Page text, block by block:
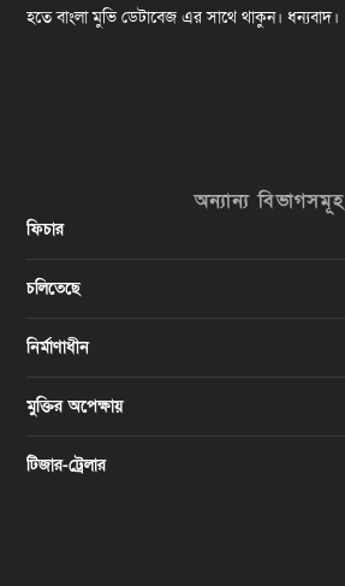
হতে বাংলা মুভি ডেটাবেজ এর সাথে থাকুন। ধন্যবাদ।
অন্যান্য বিভাগসমূহ
ফিচার
চলিতেছে
নির্মাণাধীন
মুক্তির অপেক্ষায়
টিজার-ট্রেলার